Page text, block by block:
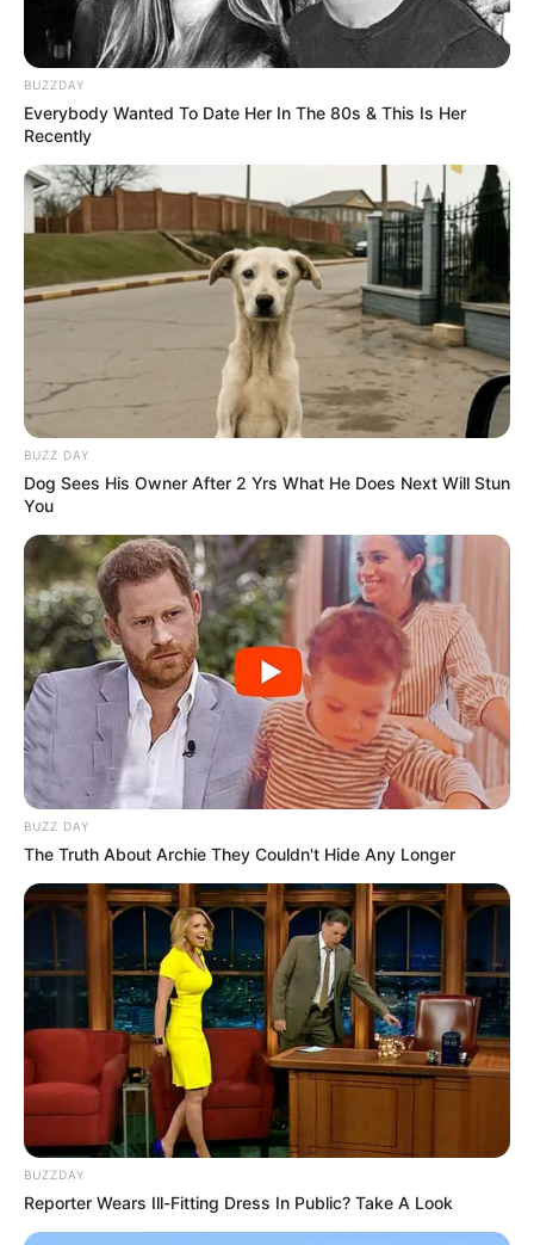
Anti Mainstream, 10 Cara
Membawa Barang Belanjaan
Versi Warga Thailand
Langka Banget! 10 Pose Lucu
Katak yang Bikin Ketawa
Gemes
Ambyar! 10 Kalimat Baper
Pakai Bahasa Jawa Ini Bikin
Galau Abis
Fail! 10 Potret Makanan Gagal
Dimasak yang Bikin Kamu
Nggak Selera
BUZZDAY
Everybody Wanted To Date Her In The 80s & This Is Her
Recently
BUZZ DAY
Dog Sees His Owner After 2 Yrs What He Does Next Will Stun
You
BUZZ DAY
The Truth About Archie They Couldn't Hide Any Longer
BUZZDAY
Reporter Wears Ill-Fitting Dress In Public? Take A Look